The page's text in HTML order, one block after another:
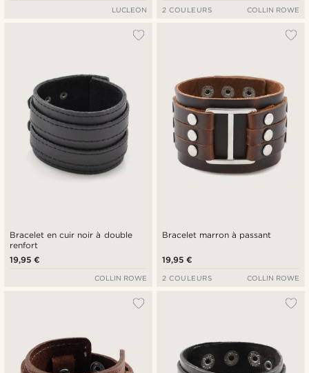
LUCLEON 2 COULEURS COLLIN ROWE
Bracelet en cuir noir à double
renfort
19,95 €
COLLIN ROWE
Bracelet marron à passant
19,95 €
2 COULEURS COLLIN ROWE